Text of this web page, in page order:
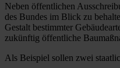
Neben öffentlichen
des Bundes im Blick zu
Gestalt bestimmter
zukünftig öffentliche
Als Beispiel sollen zwei